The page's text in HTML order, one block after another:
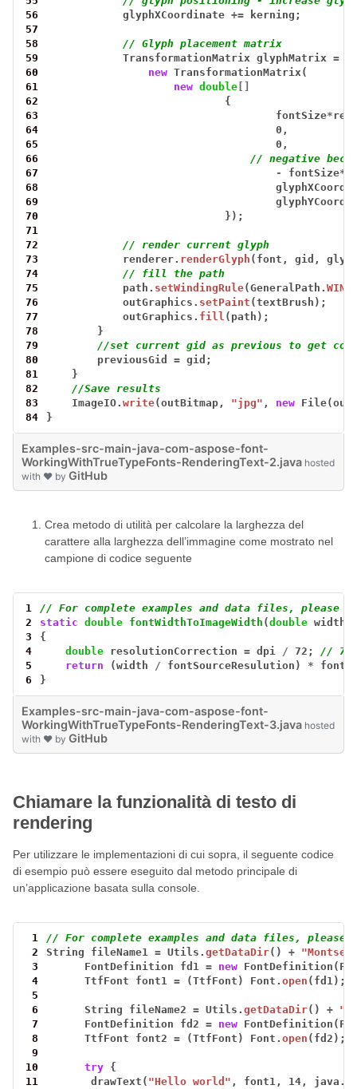
56
glyphXCoordinate +=
kerning;
57
58
// Glyph placement matrix
59
TransformationMatrix glyphMatrix =
60
new TransformationMatrix(
61
new double
62
{
63
fontSize*
64
0,
65
0,
66
// negative
67
- fontSize*
68
69
70
});
71
72
// render current glyph
73
renderer. renderGlyph (font, gid,
74
// fill the path
75
path. setWindingRule(GeneralPath.
76
outGraphics. setPaint (textBrush);
77
outGraphics. fill (path);
78
}
79
//set current gid as previous to get
80
previousGid = gid;
81
}
82
//Save results
83
ImageIO.write(outBitmap, "jpg" , new
84
}
Examples-src-main-java-com-aspose-font-
WorkingWithTrueTypeFonts-RenderingText-2.java hosted
with ❤ by GitHub
Crea metodo di utilità per calcolare la larghezza del
carattere alla larghezza dell’immagine come mostrato nel
campione di codice seguente
1
// For complete examples and data files, please
2
static double fontWidthToImageWidth (double width,
3
{
4
double resolutionCorrection = dpi / 72;
// 72
5
return (width / fontSourceResulution) *
6
}
Examples-src-main-java-com-aspose-font-
WorkingWithTrueTypeFonts-RenderingText-3.java hosted
with ❤ by GitHub
Chiamare la funzionalità di testo di
rendering
Per utilizzare le implementazioni di cui sopra, il seguente codice
di esempio può essere eseguito dal metodo principale di
un’applicazione basata sulla console.
1
// For complete examples and data files, please
2
String fileName1 = Utils.getDataDir() +
3
FontDefinition fd1 = new
4
TtfFont font1 = (TtfFont) Font.open (fd1);
5
6
String fileName2 = Utils.getDataDir() +
7
FontDefinition fd2 = new
8
TtfFont font2 = (TtfFont) Font.open (fd2);
9
10
try {
11
drawText( "Hello world" , font1, 14, java.